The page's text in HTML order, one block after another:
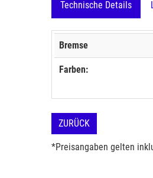
Technische Details
Bremse
Farben:
ZURÜCK
*Preisangaben gelten